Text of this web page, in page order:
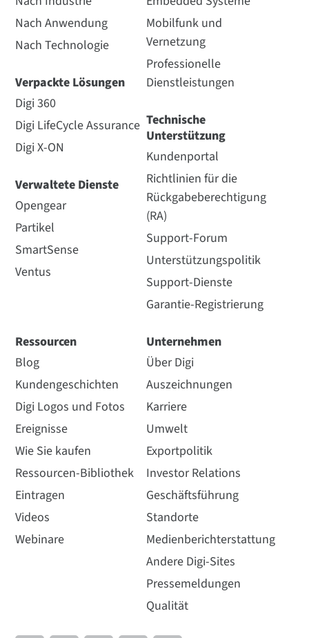
Nach Anwendung
Nach Technologie
Verpackte Lösungen
Digi 360
Digi LifeCycle Assurance
Digi X-ON
Verwaltete Dienste
Opengear
Partikel
SmartSense
Ventus
Mobilfunk und
Vernetzung
Professionelle
Dienstleistungen
Technische
Unterstützung
Kundenportal
Richtlinien für die
Rückgabeberechtigung
(RA)
Support-Forum
Unterstützungspolitik
Support-Dienste
Garantie-Registrierung
Ressourcen
Blog
Kundengeschichten
Digi Logos und Fotos
Ereignisse
Wie Sie kaufen
Ressourcen-Bibliothek
Eintragen
Videos
Webinare
Unternehmen
Über Digi
Auszeichnungen
Karriere
Umwelt
Exportpolitik
Investor Relations
Geschäftsführung
Standorte
Medienberichterstattung
Andere Digi-Sites
Pressemeldungen
Qualität